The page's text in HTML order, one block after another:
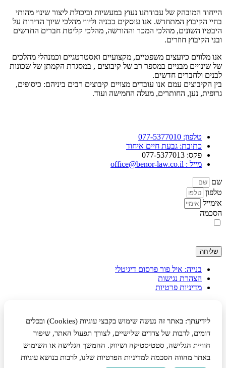
הייחוד המובהק של עבודתנו נעוץ במעשיות וביכולת ליצור שינוי מהותי
בחיי הקיבוץ המתחדש. אנו עוסקים בבניה וליווי מהלכי שיוך הדירות על
היבטיו השונים, מהלכי המכר וההורשה, מהלכי קליטת חברים החדשים
ובני הקיבוץ חוזרים.
אנו מלווים כיועצים משפטיים, מקצועיים ואסטרטגיים וכמנהלי מהלכים
של שינויים מבניים במספר רב של קיבוצים , במסגרת הקמתן של שכונות
לבנים ולחברים חדשים.
בין הקיבוצים עמם אנו עובדים מצויים קיבוצים רבים ביניהם: כיסופים,
גרופית, נען, החותרים, מעלה החמישה ועוד.
טלפון: 077-5377010
כתובת: גבעת חיים איחוד
פקס: 077-5377013
מייל : office@benor-law.co.il
שם
טלפון
אימייל
הסכמה
שליחה
בנייה: איל פור פרסום דיגיטלי
הצהרת נגישות
מדיניות פרטיות
לידיעתך: באתר זה נעשה שימוש בקבצי עוגיות (Cookies) ובכלים
דומים, לרבות של צדדים שלישיים, לצורך תפעול האתר, שיפור
חוויית הגלישה, סטטיסטיקה ושיווק. ההמשך הגלישה או השימוש
באתר מהווה הסכמה למדיניות הפרטיות שלנו, לרבות בנושא עוגיות